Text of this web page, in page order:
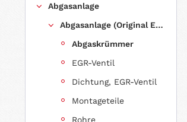
Abgasanlage
Abgasanlage (Original Ersatz)
Abgaskrümmer
EGR-Ventil
Dichtung, EGR-Ventil
Montageteile
Rohre